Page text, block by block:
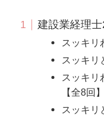
建設業経理
スッキリ
スッキリ
スッキリ
【全8回
スッキリ